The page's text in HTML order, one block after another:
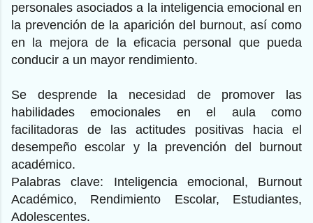
personales asociados a la inteligencia emocional en
la prevención de la aparición del burnout, así como
en la mejora de la eficacia personal que pueda
conducir a un mayor rendimiento.
Se desprende la necesidad de promover las
habilidades emocionales en el aula como
facilitadoras de las actitudes positivas hacia el
desempeño escolar y la prevención del burnout
académico.
Palabras clave: Inteligencia emocional, Burnout
Académico, Rendimiento Escolar, Estudiantes,
Adolescentes.